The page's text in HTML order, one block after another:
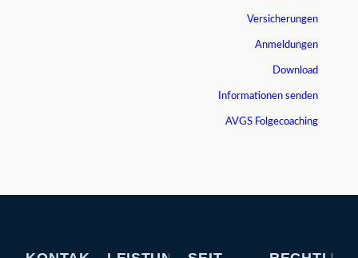
Versicherungen
Anmeldungen
Download
Informationen senden
AVGS Folgecoaching